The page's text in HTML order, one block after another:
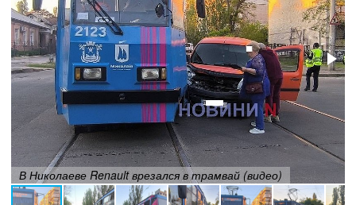
В Николаеве Renault врезался в трамвай (видео)